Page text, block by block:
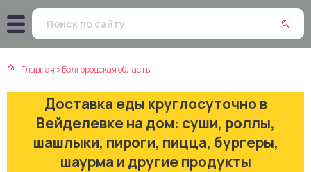
Главная »Белгородская область
Доставка еды круглосуточно в
Вейделевке на дом: суши, роллы,
шашлыки, пироги, пицца, бургеры,
шаурма и другие продукты
кухня
кухня